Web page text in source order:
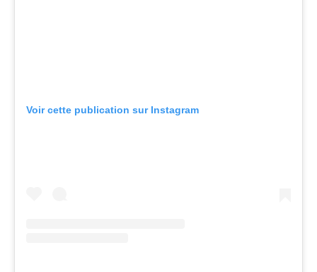
Voir cette publication sur Instagram